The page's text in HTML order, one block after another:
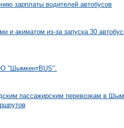
зарплаты водителей автобусов
и акиматом из-за запуска 30
"ШымкентBUS".
пассажирским перевозкам в